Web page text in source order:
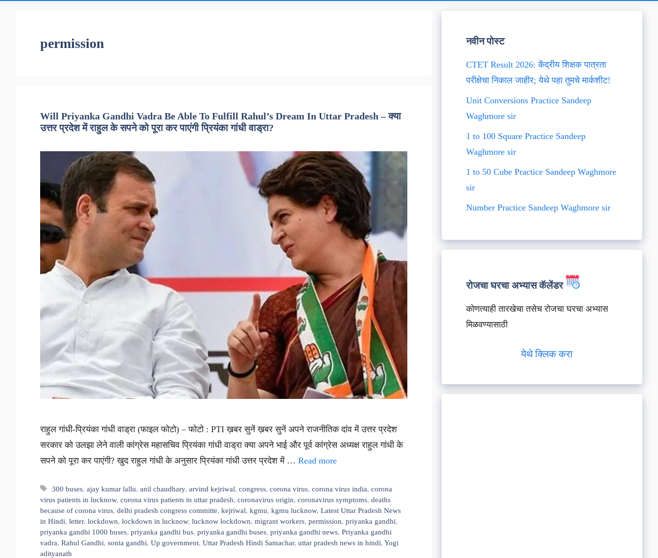
permission
Will Priyanka Gandhi Vadra Be Able To Fulfill Rahul’s Dream In Uttar Pradesh – क्या
उत्तर प्रदेश में राहुल के सपने को पूरा कर पाएंगी प्रियंका गांधी वाड्रा?
राहुल गांधी-प्रियंका गांधी वाड्रा (फाइल फोटो) – फोटो : PTI ख़बर सुनें ख़बर सुनें अपने राजनीतिक दांव में उत्तर प्रदेश
सरकार को उलझा लेने वाली कांग्रेस महासचिव प्रियंका गांधी वाड्रा क्या अपने भाई और पूर्व कांग्रेस अध्यक्ष राहुल गांधी के
सपने को पूरा कर पाएंगी? खुद राहुल गांधी के अनुसार प्रियंका गांधी उत्तर प्रदेश में … Read more
Tags
300 buses,ajay kumar lallu,anil chaudhary,arvind kejriwal,congress,corona virus,corona virus india,corona
virus patients in lucknow, corona virus patients in uttar pradesh, coronavirus origin, coronavirus symptoms, deaths
because of corona virus, delhi pradesh congress committe, kejriwal, kgmu, kgmu lucknow, Latest Uttar Pradesh News
in Hindi, letter, lockdown, lockdown in lucknow, lucknow lockdown, migrant workers, permission, priyanka gandhi,
priyanka gandhi 1000 buses, priyanka gandhi bus, priyanka gandhi buses, priyanka gandhi news, Priyanka gandhi
vadra, Rahul Gandhi, sonia gandhi, Up government, Uttar Pradesh Hindi Samachar, uttar pradesh news in hindi, Yogi
adityanath
नवीन पोस्ट
CTET Result 2026: केंद्रीय शिक्षक पात्रता
परीक्षेचा निकाल जाहीर; येथे पहा तुमचे मार्कशीट!
Unit Conversions Practice Sandeep
Waghmore sir
1 to 100 Square Practice Sandeep
Waghmore sir
1 to 50 Cube Practice Sandeep Waghmore
sir
Number Practice Sandeep Waghmore sir
रोजचा घरचा अभ्यास कॅलेंडर
कोणत्याही तारखेचा तसेच रोजचा घरचा अभ्यास
मिळवण्यासाठी
येथे क्लिक करा